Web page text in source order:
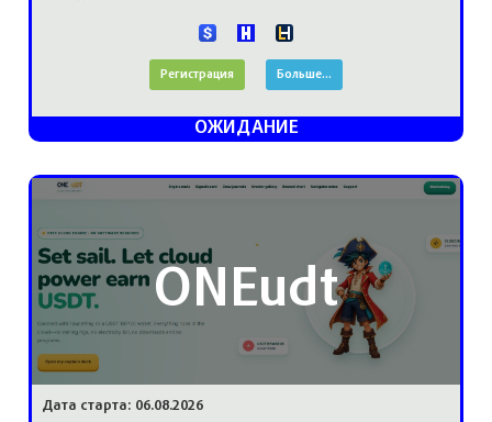
Регистрация Больше...
ОЖИДАНИЕ
ONEudt
Дата старта: 06.08.2026